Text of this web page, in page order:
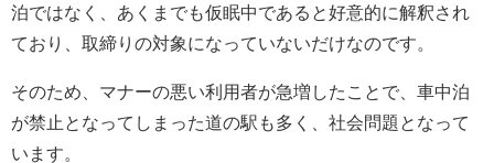
泊ではなく、あくまでも仮眠中であると好意的に解釈され
ており、取締りの対象になっていないだけなのです。
そのため、マナーの悪い利用者が急増したことで、車中泊
が禁止となってしまった道の駅も多く、社会問題となって
います。